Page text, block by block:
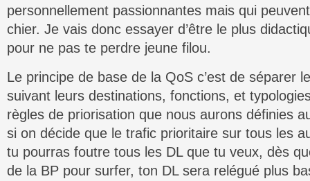
personnellement passionnantes mais qui
chier. Je vais donc essayer d’être le plus
pour ne pas te perdre jeune filou.
Le principe de base de la QoS c’est de séparer
suivant leurs destinations, fonctions, et
règles de priorisation que nous aurons définies
si on décide que le trafic prioritaire sur tous les
tu pourras foutre tous les DL que tu veux, dès
de la BP pour surfer, ton DL sera relégué plus